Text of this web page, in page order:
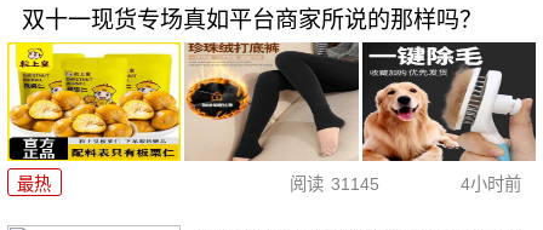
双十一现货专场真如平台商家所说的那样吗？
最热 阅读 31145 4小时前